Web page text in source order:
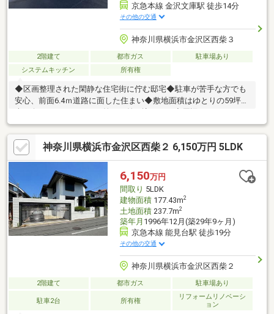
京急本線 金沢文庫駅 徒歩14分
その他の交通
神奈川県横浜市金沢区西柴３
2階建て 都市ガス
駐車場あり
システムキッチン
所有権
◆区画整理された閑静な住宅街に佇む邸宅◆駐車が苦手な方でも
安心、前面6.4ｍ道路に面した住まい◆敷地面積はゆとりの59坪！
南西向きであたたかな日差しが差し込みます◆周辺にスーパー・
コンビニ・病院等多数あり、住環境良好◆京急本線「金沢文庫」
駅まで徒歩14分、「能見台」駅まで徒歩19分の立地◆リフォーム
見積もりも承ります
神奈川県横浜市金沢区西柴２ 6,150万円 5LDK
6,150万円
間取り 5LDK
建物面積177.43m2
土地面積237.7m2
築年月 1996年12月(築29年9ヶ月)
京急本線 能見台駅 徒歩19分
その他の交通
神奈川県横浜市金沢区西柴２
2階建て 都市ガス 駐車場あり
駐車2台 所有権
リフォームリノベーシ
ョン